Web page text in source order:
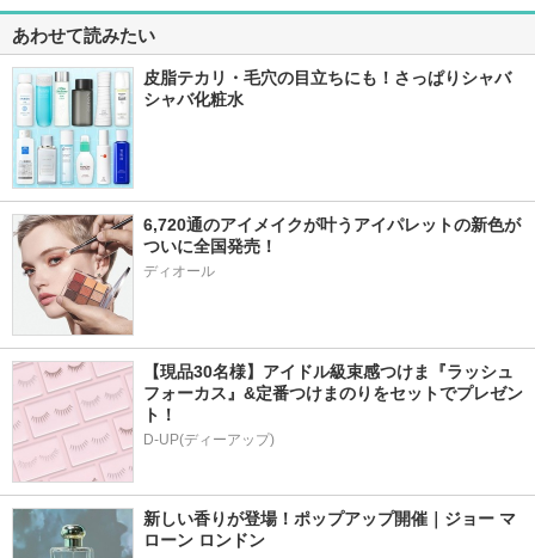
あわせて読みたい
皮脂テカリ・毛穴の目立ちにも！さっぱりシャバ
シャバ化粧水
6,720通のアイメイクが叶うアイパレットの新色が
ついに全国発売！
ディオール
【現品30名様】アイドル級束感つけま『ラッシュ
フォーカス』&定番つけまのりをセットでプレゼン
ト！
D-UP(ディーアップ)
新しい香りが登場！ポップアップ開催｜ジョー マ
ローン ロンドン